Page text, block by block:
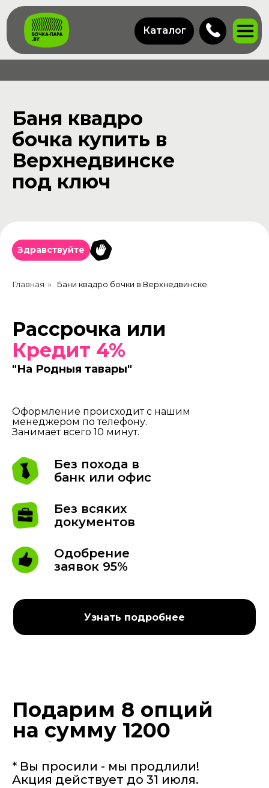
Каталог
Баня квадро
бочка купить в
Верхнедвинске
под ключ
Здравствуйте
Главная » Бани квадро бочки в Верхнедвинске
Рассрочка или
Кредит 4%
"На Родныя тавары"
Без похода в
банк или офис
Оформление происходит с нашим
менеджером по телефону.
Занимает всего 10 минут.
Без всяких
документов
Одобрение
заявок 95%
Узнать подробнее
Подарим 8 опций
на сумму 1200
руб.
* Вы просили - мы продлили!
Акция действует до 31 июля.